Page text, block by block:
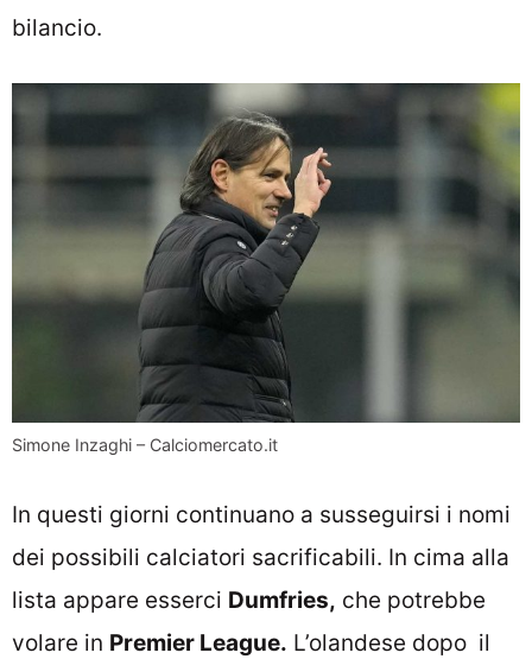
bilancio.
Simone Inzaghi – Calciomercato.it
In questi giorni continuano a susseguirsi i nomi
dei possibili calciatori sacrificabili. In cima alla
lista appare esserci Dumfries, che potrebbe
volare in Premier League. L’olandese dopo il